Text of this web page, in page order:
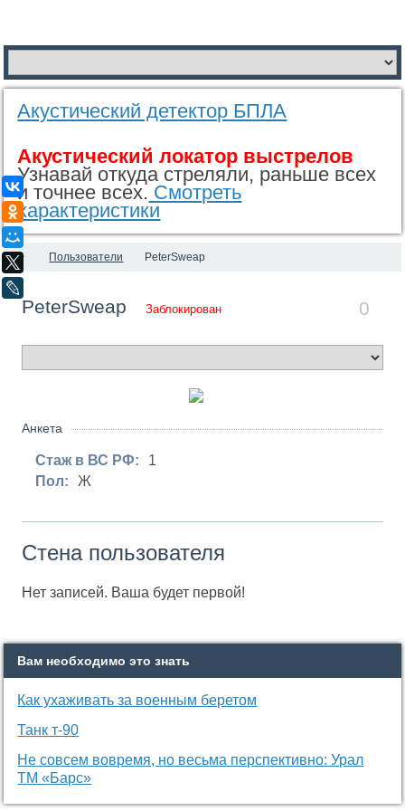
ВКонтакте
Одноклассники
Мой Мир
Акустический детектор БПЛА
Акустический локатор выстрелов
Узнавай откуда стреляли, раньше всех
и точнее всех. Смотреть
характеристики
Пользователи PeterSweap
0
PeterSweap Заблокирован
Анкета
Стаж в ВС РФ:
1
Пол:
Ж
Стена пользователя
Нет записей. Ваша будет первой!
Вам необходимо это знать
Как ухаживать за военным беретом
Танк т-90
Не совсем вовремя, но весьма перспективно: Урал
ТМ «Барс»